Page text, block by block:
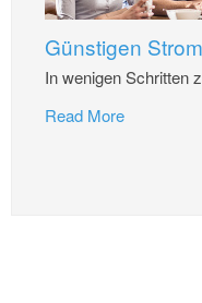
Günstigen
In wenigen Schritten
Read More